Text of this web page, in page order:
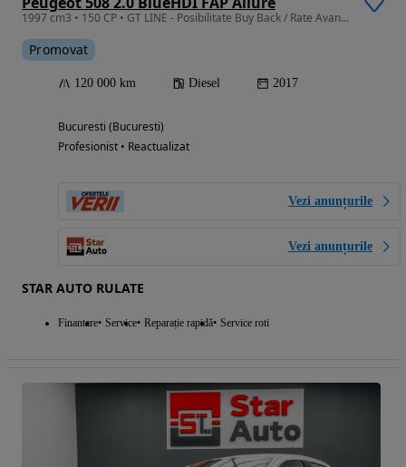
1997 cm3 • 150 CP • GT LINE - Posibilitate Buy Back / Rate Avans 0% / Garantie 36 Luni
Promovat
120 000 km Diesel 2017
Bucuresti (Bucuresti)
Profesionist • Reactualizat
Vezi anunțurile
Vezi anunțurile
STAR AUTO RULATE
Finantare Service Reparație rapidă Service roti